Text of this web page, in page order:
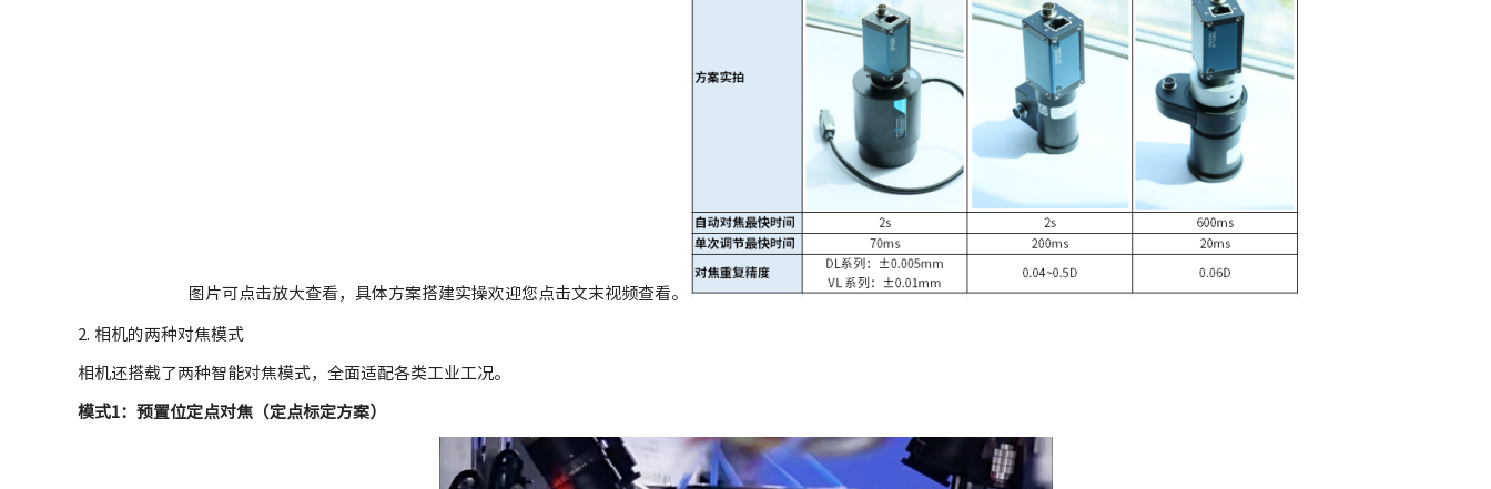
图片可点击放大查看，具体方案搭建实操欢迎您点击文末视频查看。
2. 相机的两种对焦模式
相机还搭载了两种智能对焦模式，全面适配各类工业工况。
模式1：预置位定点对焦（定点标定方案）